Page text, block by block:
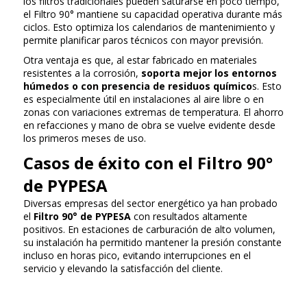
el Filtro 90° mantiene su capacidad operativa durante más
ciclos. Esto optimiza los calendarios de mantenimiento y
permite planificar paros técnicos con mayor previsión.
Otra ventaja es que, al estar fabricado en materiales
resistentes a la corrosión, soporta mejor los entornos
húmedos o con presencia de residuos químicos. Esto
es especialmente útil en instalaciones al aire libre o en
zonas con variaciones extremas de temperatura. El ahorro
en refacciones y mano de obra se vuelve evidente desde
los primeros meses de uso.
Casos de éxito con el Filtro 90°
de PYPESA
Diversas empresas del sector energético ya han probado
el Filtro 90° de PYPESA con resultados altamente
positivos. En estaciones de carburación de alto volumen,
su instalación ha permitido mantener la presión constante
incluso en horas pico, evitando interrupciones en el
servicio y elevando la satisfacción del cliente.